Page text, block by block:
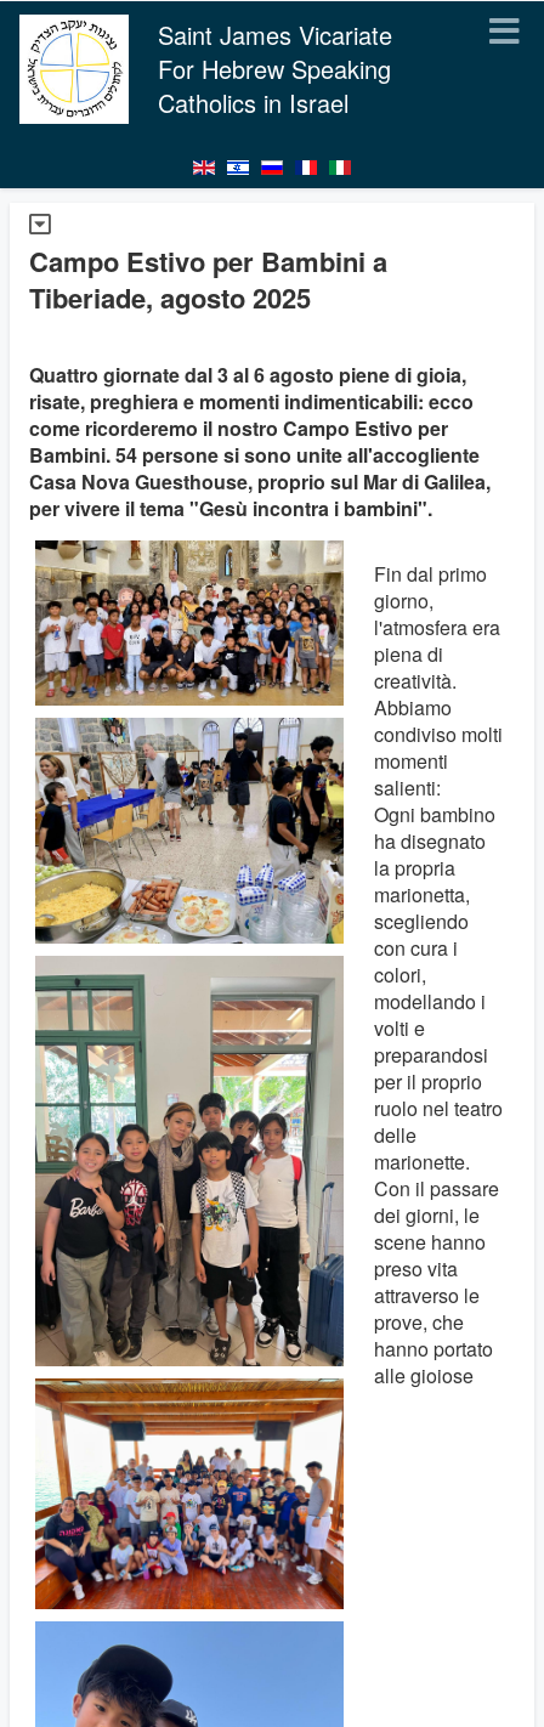
Saint James Vicariate
For Hebrew Speaking
Catholics in Israel
Campo Estivo per Bambini a
Tiberiade, agosto 2025
Quattro giornate dal 3 al 6 agosto piene di gioia,
risate, preghiera e momenti indimenticabili: ecco
come ricorderemo il nostro Campo Estivo per
Bambini. 54 persone si sono unite all'accogliente
Casa Nova Guesthouse, proprio sul Mar di Galilea,
per vivere il tema "Gesù incontra i bambini".
Fin dal primo
giorno,
l'atmosfera era
piena di
creatività.
Abbiamo
condiviso molti
momenti
salienti:
Ogni bambino
ha disegnato
la propria
marionetta,
scegliendo
con cura i
colori,
modellando i
volti e
preparandosi
per il proprio
ruolo nel teatro
delle
marionette.
Con il passare
dei giorni, le
scene hanno
preso vita
attraverso le
prove, che
hanno portato
alle gioiose